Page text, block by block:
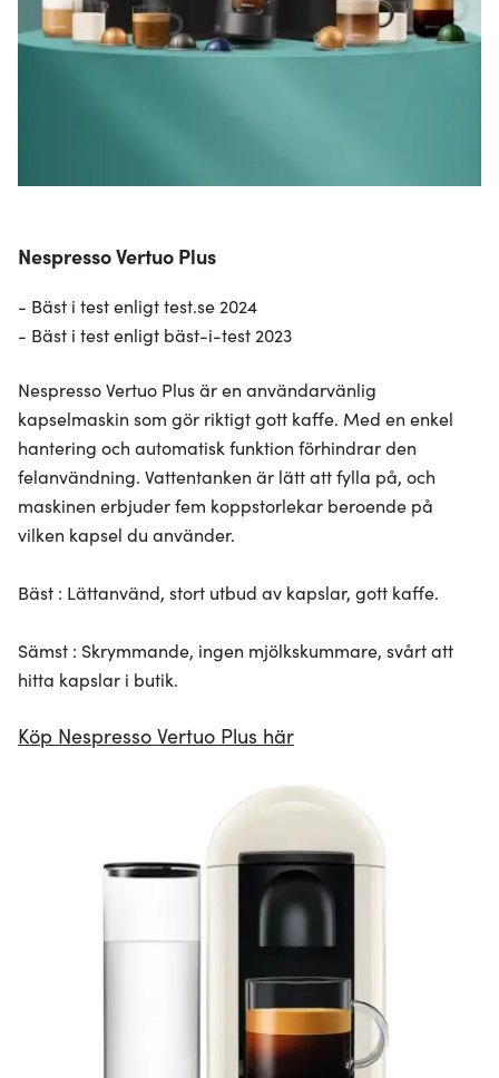
Nespresso Vertuo Plus
- Bäst i test enligt test.se 2024
- Bäst i test enligt bäst-i-test 2023
Nespresso Vertuo Plus är en användarvänlig
kapselmaskin som gör riktigt gott kaffe. Med en enkel
hantering och automatisk funktion förhindrar den
felanvändning. Vattentanken är lätt att fylla på, och
maskinen erbjuder fem koppstorlekar beroende på
vilken kapsel du använder.
Bäst : Lättanvänd, stort utbud av kapslar, gott kaffe.
Sämst : Skrymmande, ingen mjölkskummare, svårt att
hitta kapslar i butik.
Köp Nespresso Vertuo Plus här